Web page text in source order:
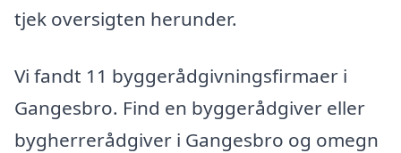
tjek oversigten herunder.
Vi fandt 11 byggerådgivningsfirmaer i
Gangesbro. Find en byggerådgiver eller
bygherrerådgiver i Gangesbro og omegn